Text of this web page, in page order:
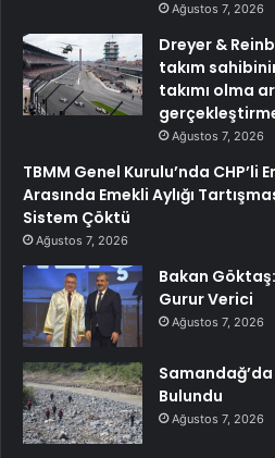
Ağustos 7, 2026
Dreyer &
takım
takımı olma
Ağustos 7, 2026
TBMM Genel Kurulu’nda CHP’li
Arasında Emekli Aylığı
Sistem Çöktü
Ağustos 7, 2026
Bakan Göktaş:
Gurur Verici
Ağustos 7, 2026
Bulundu
Ağustos 7, 2026